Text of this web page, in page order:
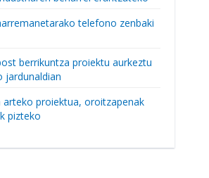
telefono zenbaki
berrikuntza proiektu aurkeztu
jardunaldian
arteko proiektua, oroitzapenak
pizteko